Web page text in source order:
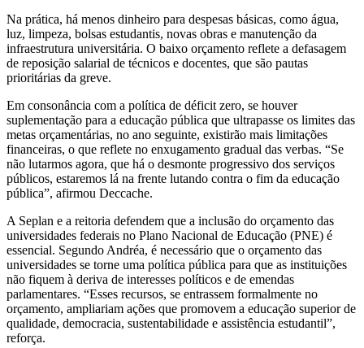
Na prática, há menos dinheiro para despesas básicas, como água,
luz, limpeza, bolsas estudantis, novas obras e manutenção da
infraestrutura universitária. O baixo orçamento reflete a defasagem
de reposição salarial de técnicos e docentes, que são pautas
prioritárias da greve.
Em consonância com a política de déficit zero, se houver
suplementação para a educação pública que ultrapasse os limites das
metas orçamentárias, no ano seguinte, existirão mais limitações
financeiras, o que reflete no enxugamento gradual das verbas. “Se
não lutarmos agora, que há o desmonte progressivo dos serviços
públicos, estaremos lá na frente lutando contra o fim da educação
pública”, afirmou Deccache.
A Seplan e a reitoria defendem que a inclusão do orçamento das
universidades federais no Plano Nacional de Educação (PNE) é
essencial. Segundo Andréa, é necessário que o orçamento das
universidades se torne uma política pública para que as instituições
não fiquem à deriva de interesses políticos e de emendas
parlamentares. “Esses recursos, se entrassem formalmente no
orçamento, ampliariam ações que promovem a educação superior de
qualidade, democracia, sustentabilidade e assistência estudantil”,
reforça.